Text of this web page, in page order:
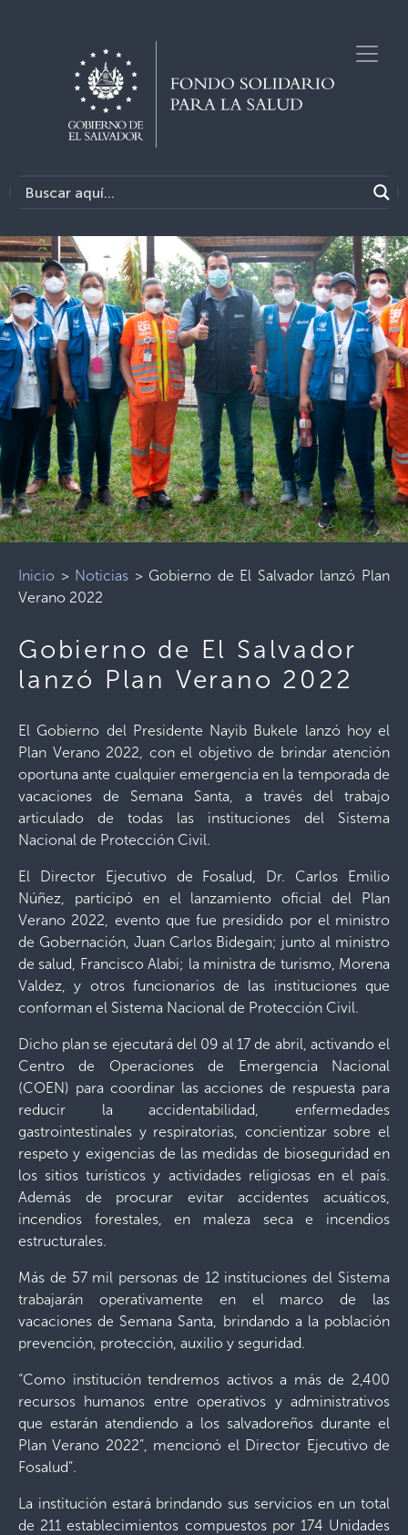
Inicio > Noticias > Gobierno de El Salvador lanzó Plan
Verano 2022
Gobierno de El Salvador
lanzó Plan Verano 2022
El Gobierno del Presidente Nayib Bukele lanzó hoy el
Plan Verano 2022, con el objetivo de brindar atención
oportuna ante cualquier emergencia en la temporada de
vacaciones de Semana Santa, a través del trabajo
articulado de todas las instituciones del Sistema
Nacional de Protección Civil.
El Director Ejecutivo de Fosalud, Dr. Carlos Emilio
Núñez, participó en el lanzamiento oficial del Plan
Verano 2022, evento que fue presidido por el ministro
de Gobernación, Juan Carlos Bidegain; junto al ministro
de salud, Francisco Alabi; la ministra de turismo, Morena
Valdez, y otros funcionarios de las instituciones que
conforman el Sistema Nacional de Protección Civil.
Dicho plan se ejecutará del 09 al 17 de abril, activando el
Centro de Operaciones de Emergencia Nacional
(COEN) para coordinar las acciones de respuesta para
reducir la accidentabilidad, enfermedades
gastrointestinales y respiratorias, concientizar sobre el
respeto y exigencias de las medidas de bioseguridad en
los sitios turísticos y actividades religiosas en el país.
Además de procurar evitar accidentes acuáticos,
incendios forestales, en maleza seca e incendios
estructurales.
Más de 57 mil personas de 12 instituciones del Sistema
trabajarán operativamente en el marco de las
vacaciones de Semana Santa, brindando a la población
prevención, protección, auxilio y seguridad.
“Como institución tendremos activos a más de 2,400
recursos humanos entre operativos y administrativos
que estarán atendiendo a los salvadoreños durante el
Plan Verano 2022”, mencionó el Director Ejecutivo de
Fosalud”.
La institución estará brindando sus servicios en un total
de 211 establecimientos compuestos por 174 Unidades